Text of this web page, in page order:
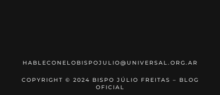
HABLECONELOBISPOJULIO@UNIVERSAL.ORG.AR
COPYRIGHT © 2024 BISPO JÚLIO FREITAS – BLOG
OFICIAL